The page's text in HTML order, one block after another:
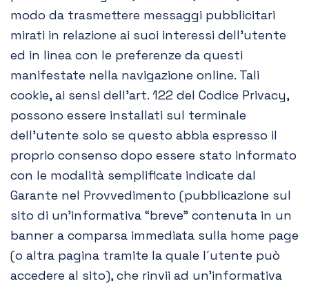
modo da trasmettere messaggi pubblicitari
mirati in relazione ai suoi interessi dell’utente
ed in linea con le preferenze da questi
manifestate nella navigazione online. Tali
cookie, ai sensi dell’art. 122 del Codice Privacy,
possono essere installati sul terminale
dell’utente solo se questo abbia espresso il
proprio consenso dopo essere stato informato
con le modalità semplificate indicate dal
Garante nel Provvedimento (pubblicazione sul
sito di un’informativa “breve” contenuta in un
banner a comparsa immediata sulla home page
(o altra pagina tramite la quale l´utente può
accedere al sito), che rinvii ad un’informativa